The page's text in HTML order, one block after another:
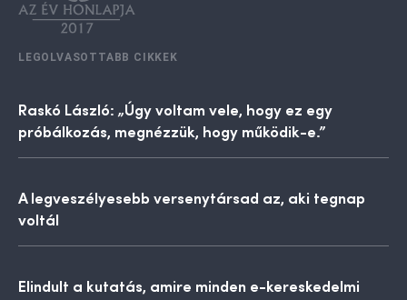
LEGOLVASOTTABB CIKKEK
Raskó László: „Úgy voltam vele, hogy ez egy
próbálkozás, megnézzük, hogy működik-e.”
A legveszélyesebb versenytársad az, aki tegnap
voltál
Elindult a kutatás, amire minden e-kereskedelmi